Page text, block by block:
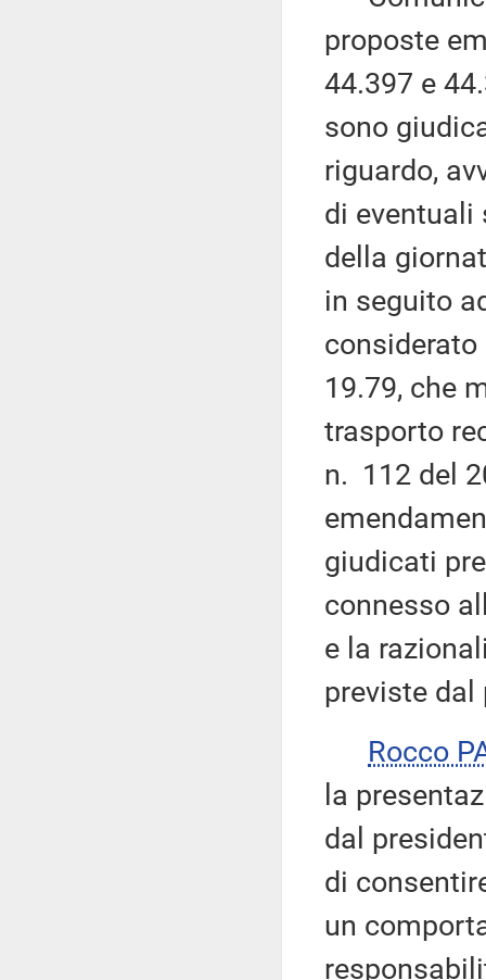
proposte
44.397 e
sono
riguardo,
di eventuali
della
in seguito
19.79, che
trasporto
n. 112 del
giudicati
connesso
e la
previste dal
Rocco
la
dal
di
un